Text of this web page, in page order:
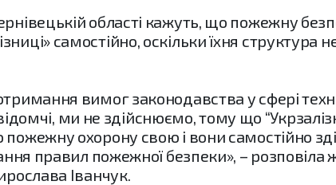
області кажуть, що пожежну
самостійно, оскільки їхня структура
вимог законодавства у сфері
відомчі, ми не здійснюємо, тому що
охорону свою і вони самостійно
правил пожежної безпеки», –
Іванчук.